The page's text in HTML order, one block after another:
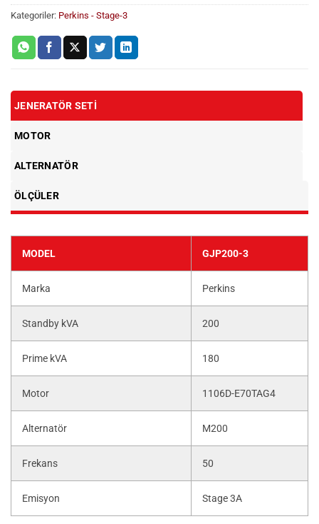
Kategoriler: Perkins - Stage-3
JENERATÖR SETI
MOTOR
ALTERNATÖR
ÖLÇÜLER
MODEL GJP200-3
Marka Perkins
Standby kVA 200
Prime kVA 180
Motor 1106D-E70TAG4
Alternatör M200
Frekans 50
Emisyon Stage 3A